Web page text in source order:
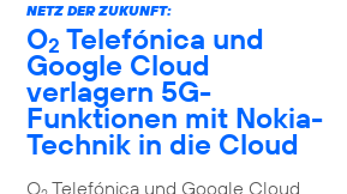
NETZ DER ZUKUNFT:
O2 Telefónica und
Google Cloud
verlagern 5G-
Funktionen mit Nokia-
Technik in die Cloud
O Telefónica und Google Cloud